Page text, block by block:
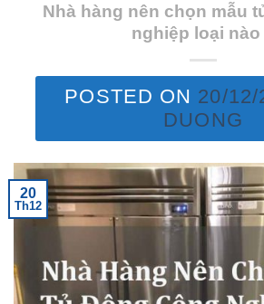
Nhà hàng nên chọn mẫu
nghiệp loại nào
POSTED ON 20/12/
DUONG
20
Th12